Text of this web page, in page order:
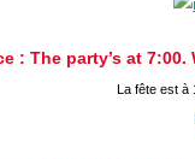
: The party’s at
La fête est à